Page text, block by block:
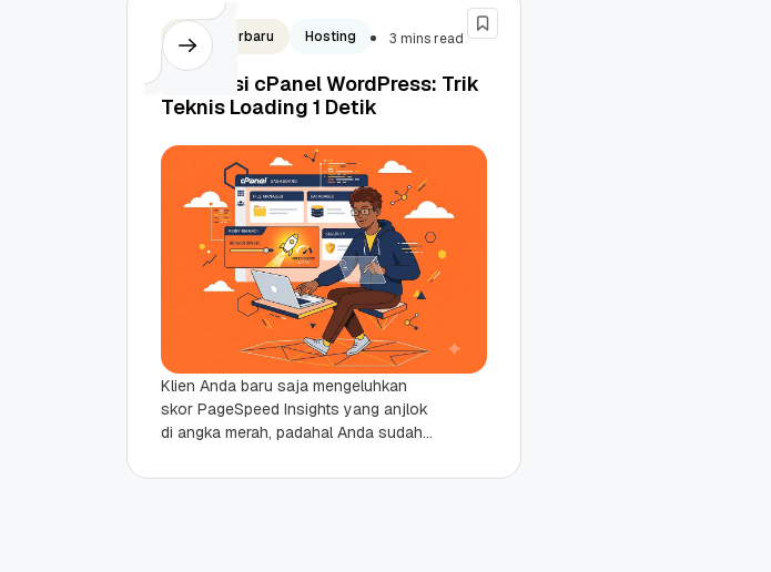
Artikel Terbaru Hosting 3 mins read
Optimasi cPanel WordPress: Trik
Teknis Loading 1 Detik
Klien Anda baru saja mengeluhkan
skor PageSpeed Insights yang anjlok
di angka merah, padahal Anda sudah
Ketika membedah grafik waterfall di...